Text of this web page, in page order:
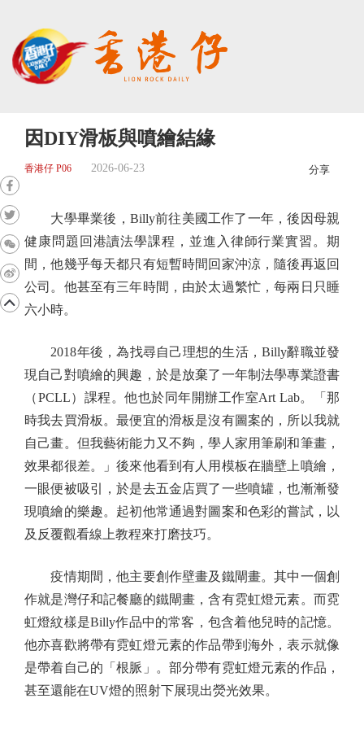
因DIY滑板與噴繪結緣
香港仔 P06 2026-06-23 分享
大學畢業後，Billy前往美國工作了一年，後因母親
健康問題回港讀法學課程，並進入律師行業實習。期
間，他幾乎每天都只有短暫時間回家沖涼，隨後再返回
公司。他甚至有三年時間，由於太過繁忙，每兩日只睡
六小時。
2018年後，為找尋自己理想的生活，Billy辭職並發
現自己對噴繪的興趣，於是放棄了一年制法學專業證書
（PCLL）課程。他也於同年開辦工作室Art Lab。「那
時我去買滑板。最便宜的滑板是沒有圖案的，所以我就
自己畫。但我藝術能力又不夠，學人家用筆刷和筆畫，
效果都很差。」後來他看到有人用模板在牆壁上噴繪，
一眼便被吸引，於是去五金店買了一些噴罐，也漸漸發
現噴繪的樂趣。起初他常通過對圖案和色彩的嘗試，以
及反覆觀看線上教程來打磨技巧。
疫情期間，他主要創作壁畫及鐵閘畫。其中一個創
作就是灣仔和記餐廳的鐵閘畫，含有霓虹燈元素。而霓
虹燈紋樣是Billy作品中的常客，包含着他兒時的記憶。
他亦喜歡將帶有霓虹燈元素的作品帶到海外，表示就像
是帶着自己的「根脈」。部分帶有霓虹燈元素的作品，
甚至還能在UV燈的照射下展現出熒光效果。